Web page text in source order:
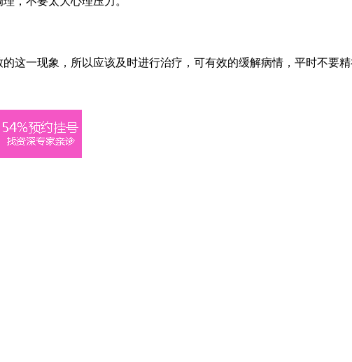
这一现象，所以应该及时进行治疗，可有效的缓解病情，平时不要